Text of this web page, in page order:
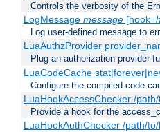
Controls the verbosity of the
LogMessage message[hook=
Log user-defined message to
LuaAuthzProvider
Plug an authorization provider
LuaCodeCache
Configure the compiled code
LuaHookAccessChecker /
Provide a hook for the
LuaHookAuthChecker /path/